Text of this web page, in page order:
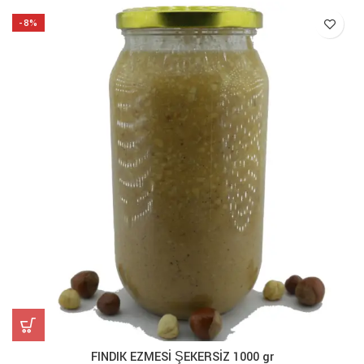
1.199,00₺. fiyat:
1.099,00₺.
-8%
FINDIK EZMESİ ŞEKERSİZ 1000 gr